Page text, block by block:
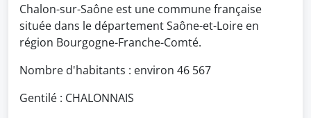
Chalon-sur-Saône est une commune française
située dans le département Saône-et-Loire en
région Bourgogne-Franche-Comté.
Nombre d'habitants : environ 46 567
Gentilé : CHALONNAIS